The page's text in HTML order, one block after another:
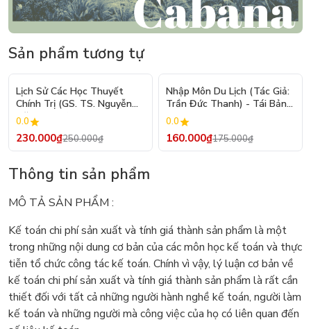
Sản phẩm tương tự
Lịch Sử Các Học Thuyết
Chính Trị (GS. TS. Nguyễn
Đăng Dung)
0.0
230.000₫250.000₫
- 9%
Nhập Môn Du Lịch (Tác Giả:
Trần Đức Thanh) - Tái Bản
2026
0.0
160.000₫175.000₫
Thông tin sản phẩm
MÔ TẢ SẢN PHẨM :
Kế toán chi phí sản xuất và tính giá thành sản phẩm là một
trong những nội dung cơ bản của các môn học kế toán và thực
tiễn tổ chức công tác kế toán. Chính vì vậy, lý luận cơ bản về
kế toán chi phí sản xuất và tính giá thành sản phẩm là rất cần
thiết đối với tất cả những người hành nghề kế toán, người làm
kế toán và những người mà công việc của họ có liên quan đến